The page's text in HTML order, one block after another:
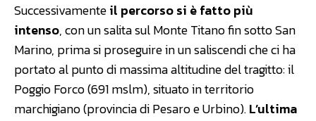
Successivamenteil percorso si è fatto più
intenso, con un salita sul Monte Titano fin sotto San
Marino, prima si proseguire in un saliscendi che ci ha
portato al punto di massima altitudine del tragitto: il
Poggio Forco (691 mslm), situato in territorio
marchigiano (provincia di Pesaro e Urbino).L’ultima